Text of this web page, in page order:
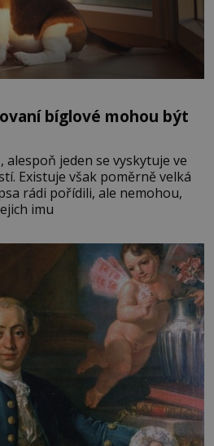
bíglové mohou být
alespoň jeden se vyskytuje ve
Existuje však poměrně velká
rádi pořídili, ale nemohou,
imu